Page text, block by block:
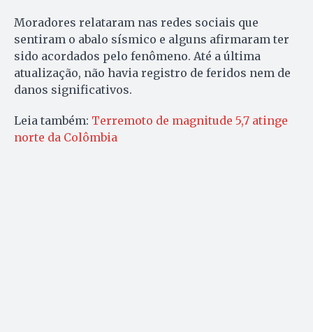
Moradores relataram nas redes sociais que
sentiram o abalo sísmico e alguns afirmaram ter
sido acordados pelo fenômeno. Até a última
atualização, não havia registro de feridos nem de
danos significativos.
Leia também: Terremoto de magnitude 5,7 atinge
norte da Colômbia